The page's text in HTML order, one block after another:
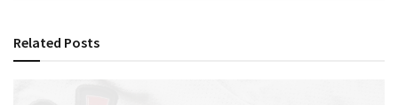
Related Posts